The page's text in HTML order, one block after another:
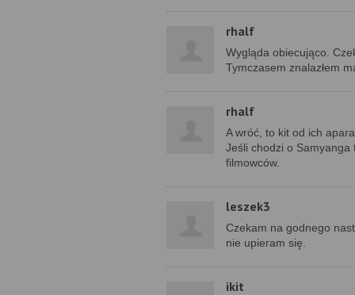
rhalf
Wygląda obiecująco.
Tymczasem znalazłem
rhalf
A wróć, to kit od ich
Jeśli chodzi o
filmowców.
leszek3
Czekam na godnego
nie upieram się.
ikit